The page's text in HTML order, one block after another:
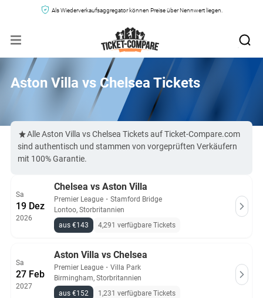
Als Wiederverkaufsaggregator können Preise über Nennwert liegen.
Aston Villa vs Chelsea Tickets
Alle Aston Villa vs Chelsea Tickets auf Ticket-Compare.com
sind authentisch und stammen von vorgeprüften Verkäufern
mit 100% Garantie.
Sa
19 Dez
2026
Chelsea vs Aston Villa
Premier League ・ Stamford Bridge
Lontoo, Storbritannien
aus €143
4,291 verfügbare Tickets
Sa
27 Feb
2027
Aston Villa vs Chelsea
Premier League ・ Villa Park
Birmingham, Storbritannien
aus €152
1,231 verfügbare Tickets